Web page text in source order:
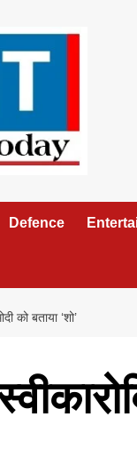
Defence
को बताया ‘शो’